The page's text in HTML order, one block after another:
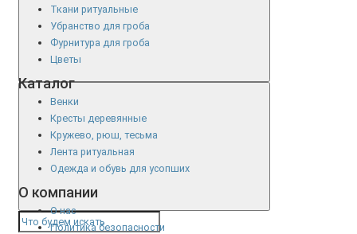
Ткани ритуальные
Убранство для гроба
Фурнитура для гроба
Цветы
Каталог
Венки
Кресты деревянные
Кружево, рюш, тесьма
Лента ритуальная
Одежда и обувь для усопших
О компании
О нас
Политика безопасности